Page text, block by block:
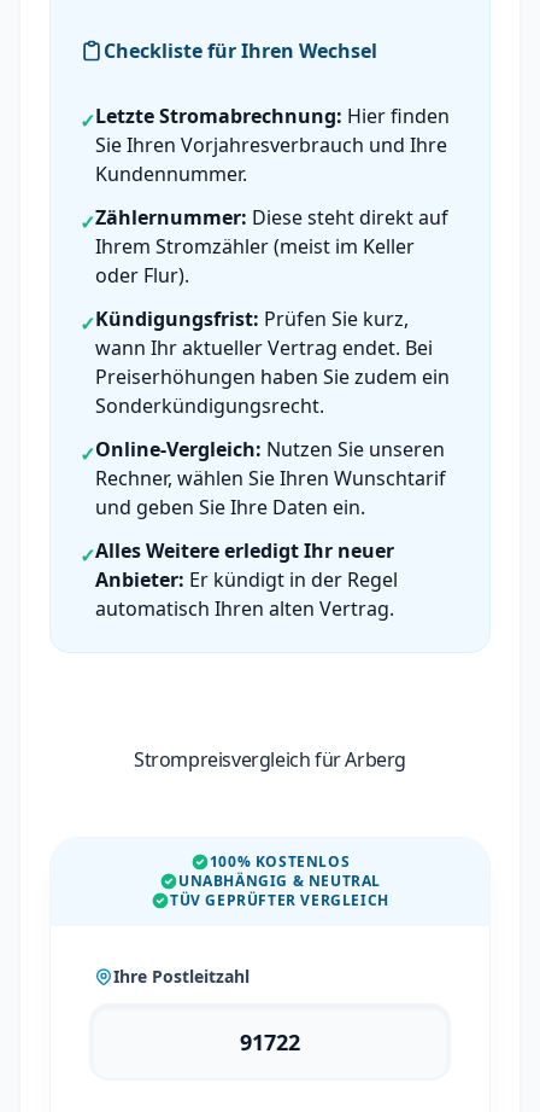
Checkliste für Ihren Wechsel
✓Letzte Stromabrechnung: Hier finden
Sie Ihren Vorjahresverbrauch und Ihre
Kundennummer.
✓Zählernummer: Diese steht direkt auf
Ihrem Stromzähler (meist im Keller
oder Flur).
✓Kündigungsfrist: Prüfen Sie kurz,
wann Ihr aktueller Vertrag endet. Bei
Preiserhöhungen haben Sie zudem ein
Sonderkündigungsrecht.
✓Online-Vergleich: Nutzen Sie unseren
Rechner, wählen Sie Ihren Wunschtarif
und geben Sie Ihre Daten ein.
✓Alles Weitere erledigt Ihr neuer
Anbieter: Er kündigt in der Regel
automatisch Ihren alten Vertrag.
Strompreisvergleich für Arberg
100% KOSTENLOS
UNABHÄNGIG & NEUTRAL
TÜV GEPRÜFTER VERGLEICH
Ihre Postleitzahl